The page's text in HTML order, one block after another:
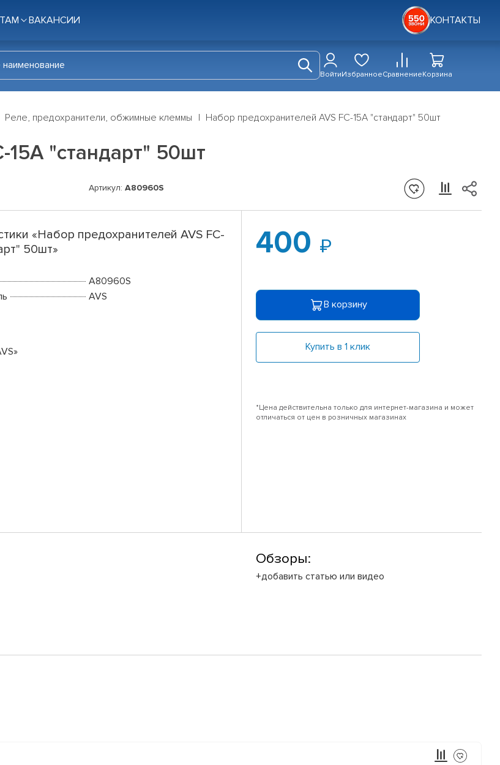
ВАКАНСИИ КОНТАКТЫ
ВойтиИзбранноеСравнениеКорзина
Реле, предохранители, обжимные клеммы Набор предохранителей AVS FC-15A "стандарт" 50шт
15A "стандарт" 50шт
Артикул: A80960S
«Набор предохранителей AVS FC-
50шт»
A80960S
AVS
400
В корзину
Купить в 1 клик
*Цена действительна только для интернет-магазина и может
отличаться от цен в розничных магазинах
Обзоры:
+добавить статью или видео